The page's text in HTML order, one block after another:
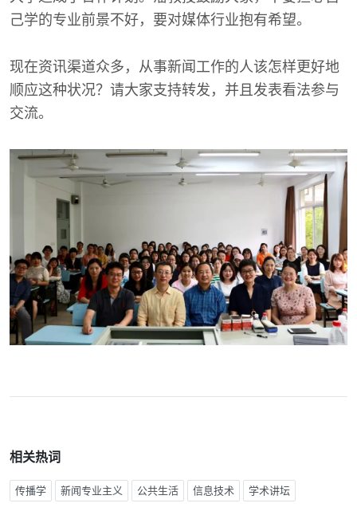
己学的专业前景不好，要对媒体行业抱有希望。
现在资讯渠道众多，从事新闻工作的人该怎样更好地
顺应这种状况？请大家支持转发，并且发表看法参与
交流。
相关热词
传播学 新闻专业主义 公共生活 信息技术 学术讲坛